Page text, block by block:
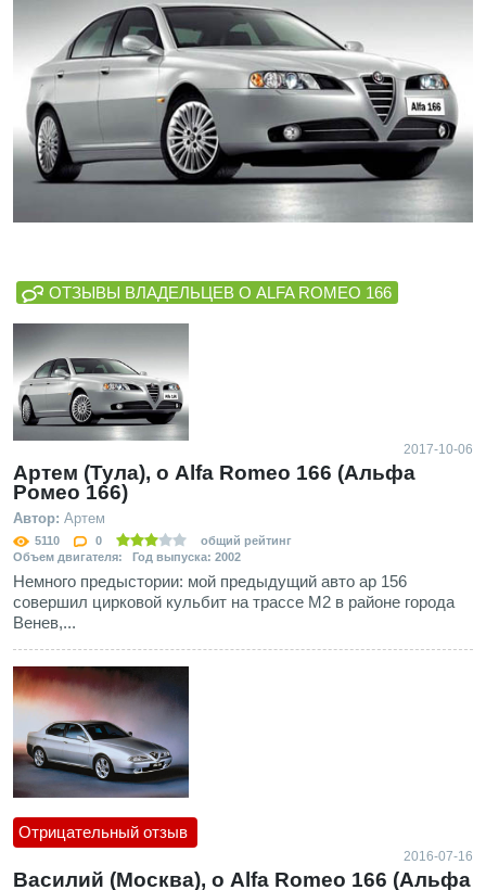
ОТЗЫВЫ ВЛАДЕЛЬЦЕВ О ALFA ROMEO 166
2017-10-06
Артем (Тула), о Alfa Romeo 166 (Альфа
Ромео 166)
Автор: Артем
5110 0
общий рейтинг
Объем двигателя: Год выпуска: 2002
Немного предыстории: мой предыдущий авто ар 156
совершил цирковой кульбит на трассе М2 в районе города
Венев,...
Отрицательный отзыв
2016-07-16
Василий (Москва), о Alfa Romeo 166 (Альфа